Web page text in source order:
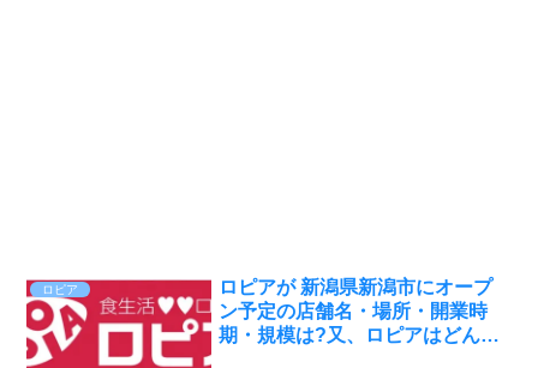
ロピア
ロピアが 新潟県新潟市にオープ
ン予定の店舗名・場所・開業時
期・規模は?又、ロピアはどんな